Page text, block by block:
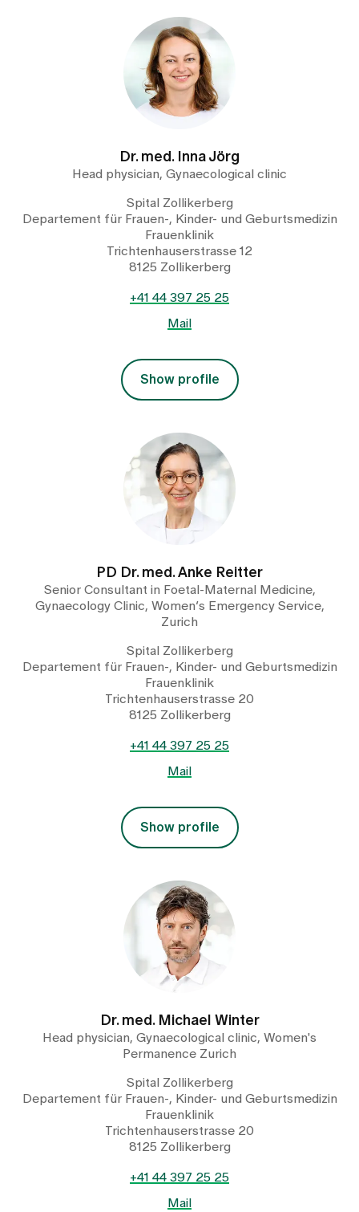
Dr. med. Inna Jörg
Head physician, Gynaecological clinic
Spital Zollikerberg
Departement für Frauen-, Kinder- und Geburtsmedizin
Frauenklinik
Trichtenhauserstrasse 12
8125 Zollikerberg
+41 44 397 25 25
Mail
Show profile
PD Dr. med. Anke Reitter
Senior Consultant in Foetal-Maternal Medicine,
Gynaecology Clinic, Women’s Emergency Service,
Zurich
Spital Zollikerberg
Departement für Frauen-, Kinder- und Geburtsmedizin
Frauenklinik
Trichtenhauserstrasse 20
8125 Zollikerberg
+41 44 397 25 25
Mail
Show profile
Dr. med. Michael Winter
Head physician, Gynaecological clinic, Women's
Permanence Zurich
Spital Zollikerberg
Departement für Frauen-, Kinder- und Geburtsmedizin
Frauenklinik
Trichtenhauserstrasse 20
8125 Zollikerberg
+41 44 397 25 25
Mail